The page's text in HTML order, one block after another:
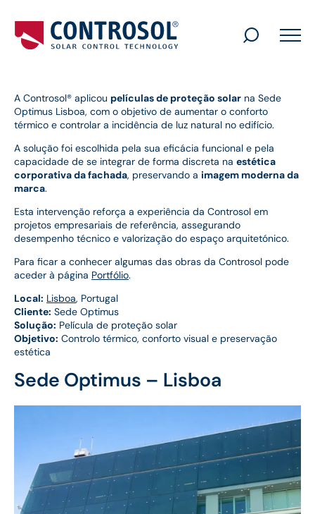
Sede Optimus – Lisboa
A Controsol® aplicou películas de proteção solar na Sede
Optimus Lisboa, com o objetivo de aumentar o conforto
térmico e controlar a incidência de luz natural no edifício.
A solução foi escolhida pela sua eficácia funcional e pela
capacidade de se integrar de forma discreta na estética
corporativa da fachada, preservando a imagem moderna da
marca.
Esta intervenção reforça a experiência da Controsol em
projetos empresariais de referência, assegurando
desempenho técnico e valorização do espaço arquitetónico.
Para ficar a conhecer algumas das obras da Controsol pode
aceder à página Portfólio.
Local: Lisboa, Portugal
Cliente: Sede Optimus
Solução: Película de proteção solar
Objetivo: Controlo térmico, conforto visual e preservação
estética